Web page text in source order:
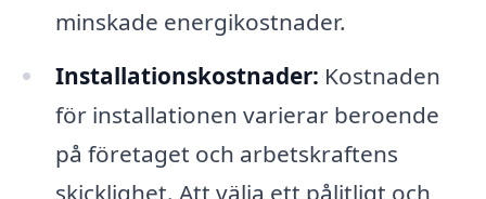
minskade energikostnader.
Installationskostnader: Kostnaden
för installationen varierar beroende
på företaget och arbetskraftens
skicklighet. Att välja ett pålitligt och